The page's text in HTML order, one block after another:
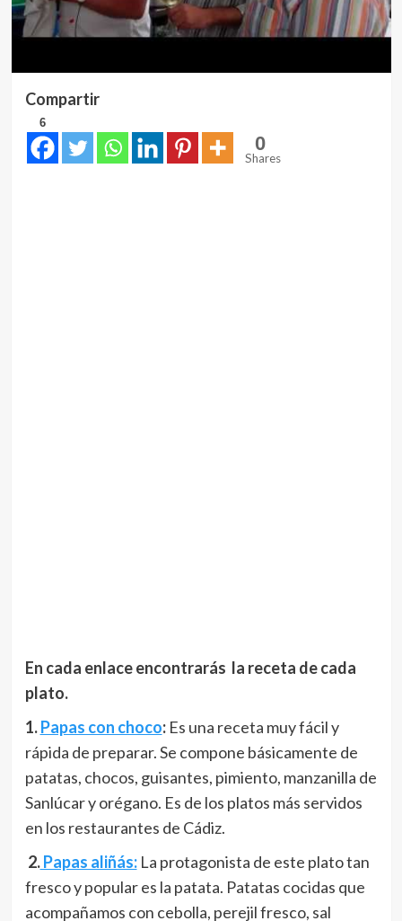
Compartir
6
0
Shares
En cada enlace encontrarás la receta de cada
plato.
1.Papas con choco:Es una receta muy fácil y
rápida de preparar. Se compone básicamente de
patatas, chocos, guisantes, pimiento, manzanilla de
Sanlúcar y orégano. Es de los platos más servidos
en los restaurantes de Cádiz.
2.Papas aliñás:La protagonista de este plato tan
fresco y popular es la patata. Patatas cocidas que
acompañamos con cebolla, perejil fresco, sal